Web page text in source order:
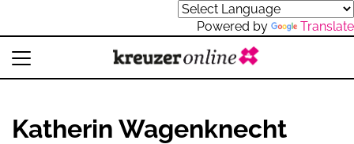
Powered by Translate
Katherin Wagenknecht